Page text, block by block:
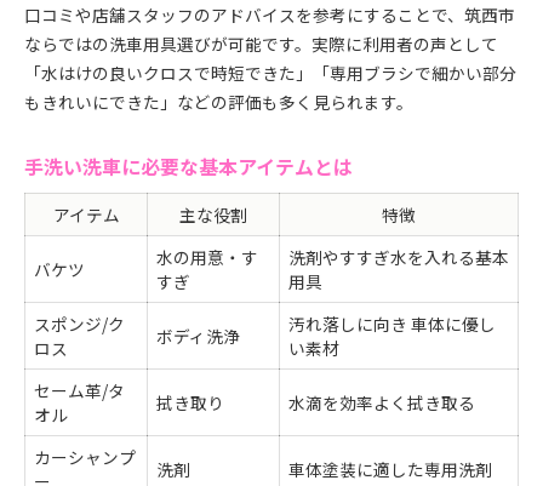
口コミや店舗スタッフのアドバイスを参考にすることで、筑西市
ならではの洗車用具選びが可能です。実際に利用者の声として
「水はけの良いクロスで時短できた」「専用ブラシで細かい部分
もきれいにできた」などの評価も多く見られます。
手洗い洗車に必要な基本アイテムとは
アイテム 主な役割 特徴
バケツ
水の用意・す
すぎ
洗剤やすすぎ水を入れる基本
用具
スポンジ/ク
ロス
ボディ洗浄
汚れ落しに向き 車体に優し
い素材
セーム革/タ
オル
拭き取り 水滴を効率よく拭き取る
カーシャンプ
ー
洗剤 車体塗装に適した専用洗剤